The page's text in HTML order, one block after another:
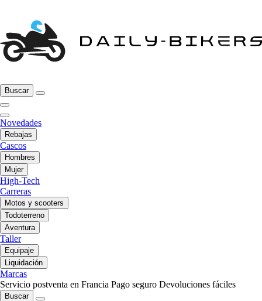
Buscar
Novedades
Rebajas
Cascos
Hombres
Mujer
High-Tech
Carreras
Motos y scooters
Todoterreno
Aventura
Taller
Equipaje
Liquidación
Marcas
Servicio postventa en Francia Pago seguro Devoluciones fáciles
Buscar